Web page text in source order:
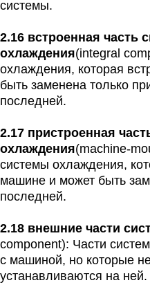
системы.
2.16 встроенная часть
охлаждения(integral
охлаждения, которая
быть заменена только
последней.
2.17 пристроенная
охлаждения(machine-
системы охлаждения,
машине и может быть
последней.
2.18 внешние части
component): Части
с машиной, но которые
устанавливаются на ней.